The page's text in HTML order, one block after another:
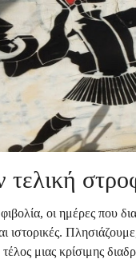
τελική
οι ημέρες που
ιστορικές.
μιας κρίσιμης